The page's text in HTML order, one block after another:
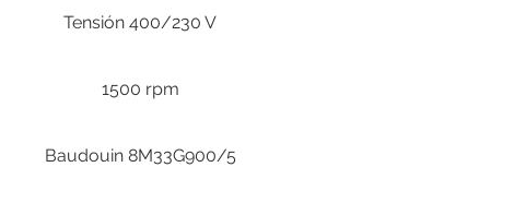
Tensión 400/230 V
1500 rpm
Baudouin 8M33G900/5